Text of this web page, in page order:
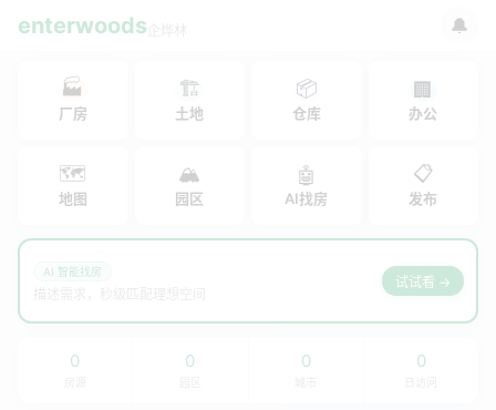
enterwoods 🔔
🏭
厂房
🏗
土地
📦
仓库
🏢
办公
🗺
地图
🏔
园区
🤖
AI找房
📋
发布
AI 智能找房
试试看 →
0 0 0 0